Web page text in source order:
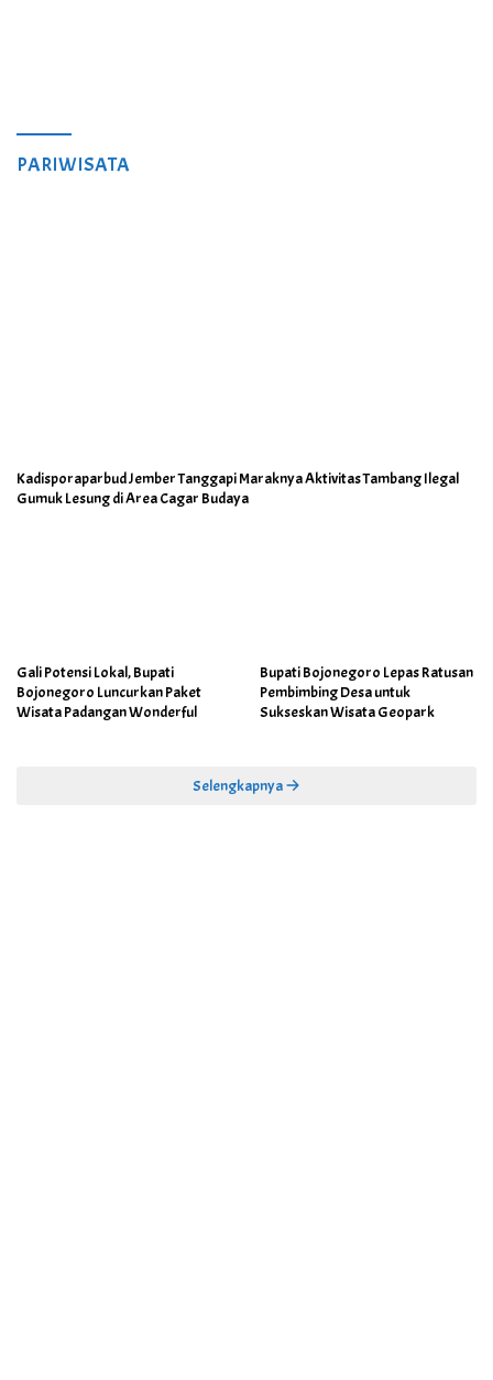
PARIWISATA
Kadisporaparbud Jember Tanggapi Maraknya Aktivitas Tambang Ilegal
Gumuk Lesung di Area Cagar Budaya
Gali Potensi Lokal, Bupati
Bojonegoro Luncurkan Paket
Wisata Padangan Wonderful
Bupati Bojonegoro Lepas Ratusan
Pembimbing Desa untuk
Sukseskan Wisata Geopark
Selengkapnya